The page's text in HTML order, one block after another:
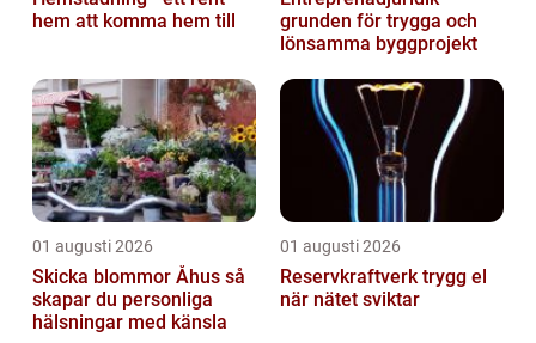
hem att komma hem till
grunden för trygga och
lönsamma byggprojekt
01 augusti 2026
Skicka blommor Åhus så
skapar du personliga
hälsningar med känsla
01 augusti 2026
Reservkraftverk trygg el
när nätet sviktar